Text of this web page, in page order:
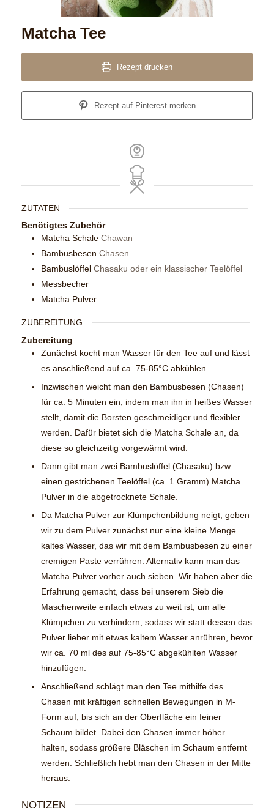
Matcha Tee
Rezept drucken
Rezept auf Pinterest merken
ZUTATEN
Benötigtes Zubehör
Matcha Schale Chawan
Bambusbesen Chasen
Bambuslöffel Chasaku oder ein klassischer Teelöffel
Messbecher
Matcha Pulver
ZUBEREITUNG
Zubereitung
Zunächst kocht man Wasser für den Tee auf und lässt
es anschließend auf ca. 75-85°C abkühlen.
Inzwischen weicht man den Bambusbesen (Chasen)
für ca. 5 Minuten ein, indem man ihn in heißes Wasser
stellt, damit die Borsten geschmeidiger und flexibler
werden. Dafür bietet sich die Matcha Schale an, da
diese so gleichzeitig vorgewärmt wird.
Dann gibt man zwei Bambuslöffel (Chasaku) bzw.
einen gestrichenen Teelöffel (ca. 1 Gramm) Matcha
Pulver in die abgetrocknete Schale.
Da Matcha Pulver zur Klümpchenbildung neigt, geben
wir zu dem Pulver zunächst nur eine kleine Menge
kaltes Wasser, das wir mit dem Bambusbesen zu einer
cremigen Paste verrühren. Alternativ kann man das
Matcha Pulver vorher auch sieben. Wir haben aber die
Erfahrung gemacht, dass bei unserem Sieb die
Maschenweite einfach etwas zu weit ist, um alle
Klümpchen zu verhindern, sodass wir statt dessen das
Pulver lieber mit etwas kaltem Wasser anrühren, bevor
wir ca. 70 ml des auf 75-85°C abgekühlten Wasser
hinzufügen.
Anschließend schlägt man den Tee mithilfe des
Chasen mit kräftigen schnellen Bewegungen in M-
Form auf, bis sich an der Oberfläche ein feiner
Schaum bildet. Dabei den Chasen immer höher
halten, sodass größere Bläschen im Schaum entfernt
werden. Schließlich hebt man den Chasen in der Mitte
heraus.
NOTIZEN